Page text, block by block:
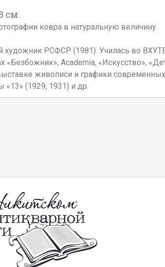
см.
ковра в натуральную величину.
художник РСФСР (1981). Училась во
«Безбожник», Academia, «Искусство»,
живописи и графики
«13» (1929, 1931) и др.